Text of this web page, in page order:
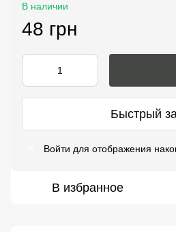
В наличии
48 грн
Быстрый
Войти для отображения
В избранное